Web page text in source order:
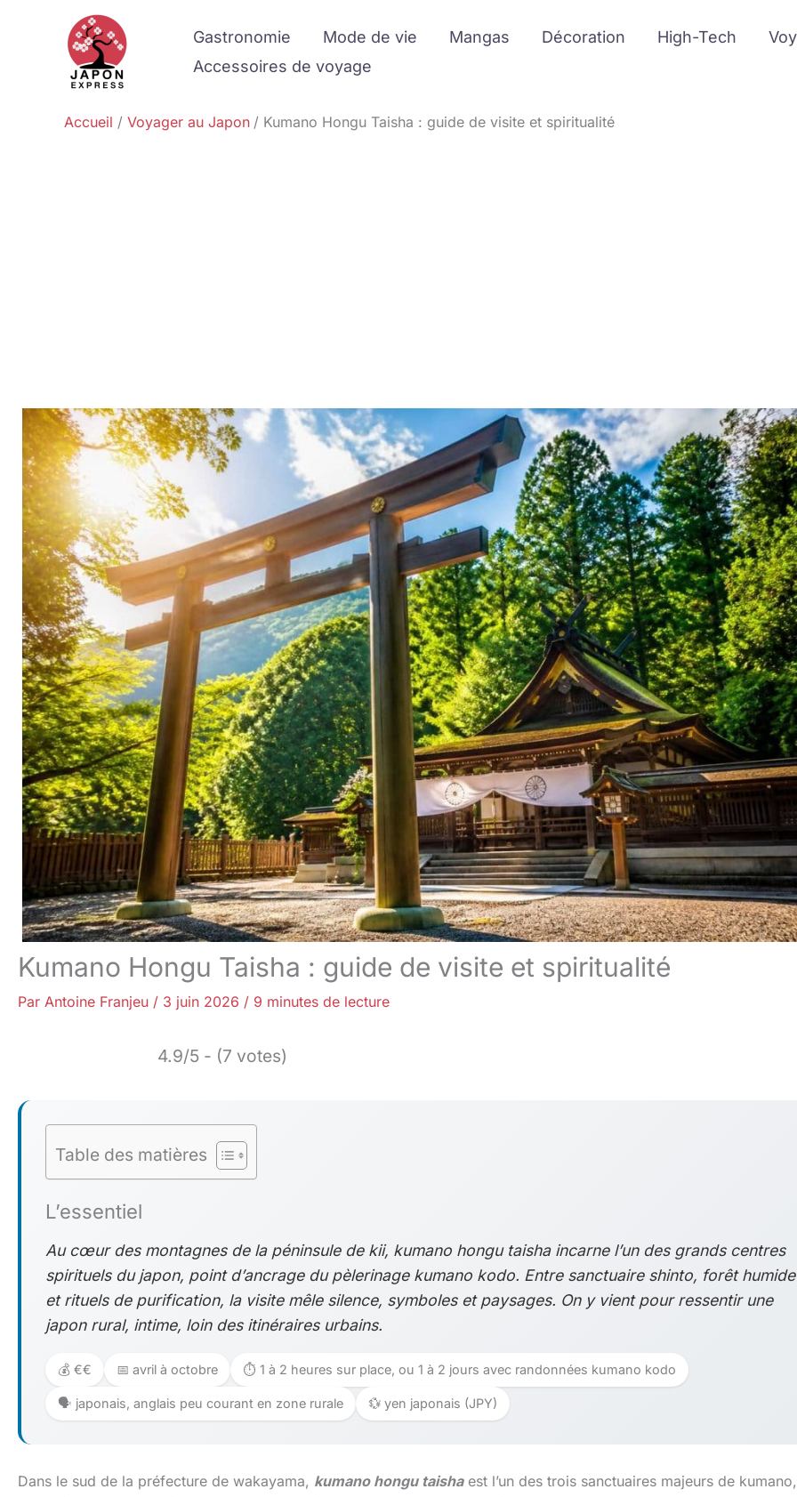
Gastronomie Mode de vie Mangas Décoration High-Tech
Accessoires de voyage
Accueil Voyager au Japon Kumano Hongu Taisha : guide de visite et spiritualité
Kumano Hongu Taisha : guide de visite et spiritualité
Par Antoine Franjeu / 3 juin 2026 / 9 minutes de lecture
4.9/5 - (7 votes)
Table des matières
L’essentiel
Au cœur des montagnes de la péninsule de kii, kumano hongu taisha incarne l’un des grands centres
spirituels du japon, point d’ancrage du pèlerinage kumano kodo. Entre sanctuaire shinto, forêt humide
et rituels de purification, la visite mêle silence, symboles et paysages. On y vient pour ressentir une
japon rural, intime, loin des itinéraires urbains.
💰 €€ 📅 avril à octobre ⏱️ 1 à 2 heures sur place, ou 1 à 2 jours avec randonnées kumano kodo
🗣️ japonais, anglais peu courant en zone rurale 💱 yen japonais (JPY)
Dans le sud de la préfecture de wakayama, kumano hongu taishaest l’un des trois sanctuaires majeurs de kumano,